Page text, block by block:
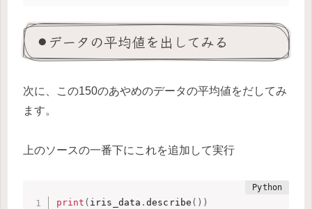
⚫︎データの平均値を出してみる
次に、この150のあやめのデータの平均値をだしてみ
ます。
上のソースの一番下にこれを追加して実行
print ( iris_data .describe ( ) )